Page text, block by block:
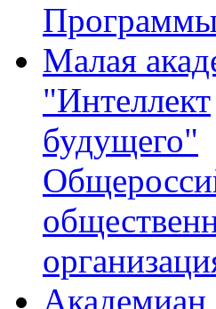
Малая
"Интеллект
будущего"
Академиан